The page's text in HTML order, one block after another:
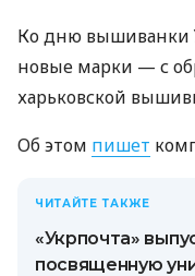
Ко дню вышиванки
новые марки — с
харьковской
Об этом пишет
ЧИТАЙТЕ ТАКЖЕ
«Укрпочта»
посвященную